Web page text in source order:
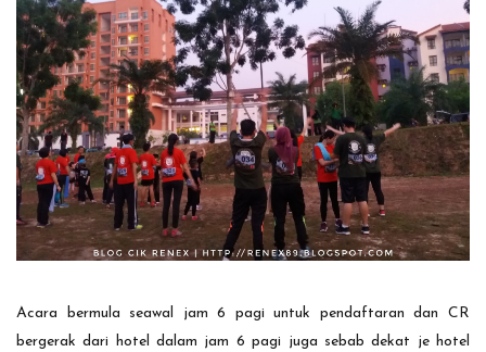
Acara bermula seawal jam 6 pagi untuk pendaftaran dan CR
bergerak dari hotel dalam jam 6 pagi juga sebab dekat je hotel